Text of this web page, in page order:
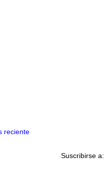
reciente
Suscribirse a: